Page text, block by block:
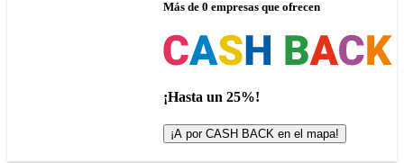
Más de 0 empresas que ofrecen
¡Hasta un 25%!
¡A por CASH BACK en el mapa!